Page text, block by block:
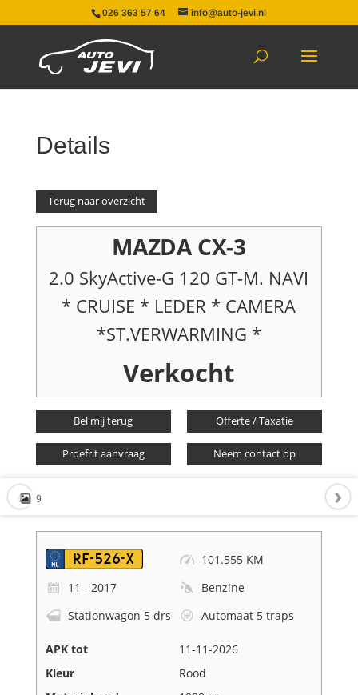
026 363 57 64 info@auto-jevi.nl
Details
Terug naar overzicht
MAZDA CX-3
2.0 SkyActive-G 120 GT-M. NAVI
* CRUISE * LEDER * CAMERA
*ST.VERWARMING *
Verkocht
RF-526-X
101.555 KM
11 - 2017
Benzine
Stationwagon 5 drs
Automaat 5 traps
APK tot
11-11-2026
Kleur
Rood
9
Bel mij terug Offerte / Taxatie
Proefrit aanvraag Neem contact op